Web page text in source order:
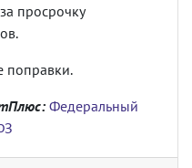
просрочку
поправки.
Федеральный